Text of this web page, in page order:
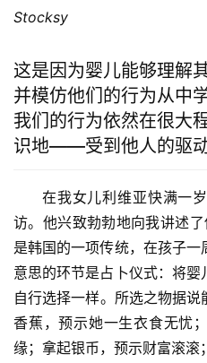
Stocksy
这是因为婴儿能够理解
并模仿他们的行为从中
我们的行为依然在很
识地——受到他人的驱动
在我女儿利维亚快满一
访。他兴致勃勃地向我讲述
是韩国的一项传统，在孩子
意思的环节是占卜仪式：将
自行选择一样。所选之物据
香蕉，预示她一生衣食无忧
缘；拿起银币，预示财富滚滚